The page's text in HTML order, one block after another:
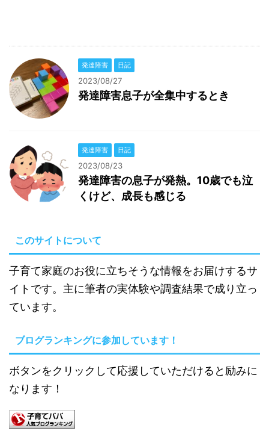
発達障害 日記
2023/08/27
発達障害息子が全集中するとき
発達障害 日記
2023/08/23
発達障害の息子が発熱。10歳でも泣
くけど、成長も感じる
このサイトについて
子育て家庭のお役に立ちそうな情報をお届けするサ
イトです。主に筆者の実体験や調査結果で成り立っ
ています。
ブログランキングに参加しています！
ボタンをクリックして応援していただけると励みに
なります！